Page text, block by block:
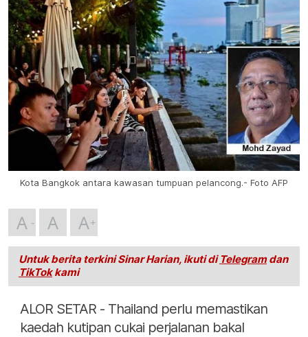
Kota Bangkok antara kawasan tumpuan pelancong.- Foto AFP
A A A
Untuk berita terkini Sinar Harian, ikuti di Telegramdan
TikTokkami
ALOR SETAR - Thailand perlu memastikan
kaedah kutipan cukai perjalanan bakal